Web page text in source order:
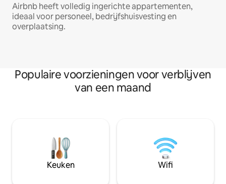
Airbnb heeft volledig ingerichte appartementen,
ideaal voor personeel, bedrijfshuisvesting en
overplaatsing.
Populaire voorzieningen voor verblijven
van een maand
Keuken Wifi